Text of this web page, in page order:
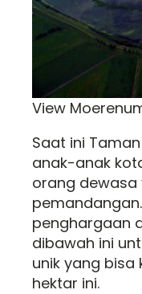
View
Saat ini
anak-anak
orang
penghargaan
dibawah ini
unik yang bisa
hektar ini.